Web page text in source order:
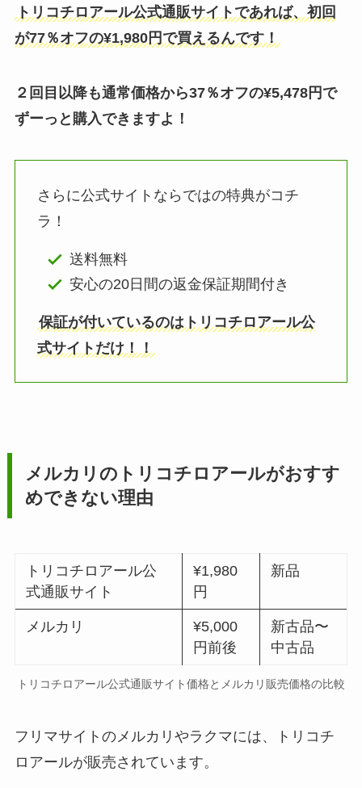
トリコチロアール公式通販サイトであれば、初回
が77％オフの¥1,980円で買えるんです！
２回目以降も通常価格から37％オフの¥5,478円で
ずーっと購入できますよ！
さらに公式サイトならではの特典がコチ
ラ！
送料無料
安心の20日間の返金保証期間付き
保証が付いているのはトリコチロアール公
式サイトだけ！！
メルカリのトリコチロアールがおすす
めできない理由
トリコチロアール公
式通販サイト
¥1,980
円
新品
メルカリ
¥5,000
円前後
新古品〜
中古品
トリコチロアール公式通販サイト価格とメルカリ販売価格の比較
フリマサイトのメルカリやラクマには、トリコチ
ロアールが販売されています。